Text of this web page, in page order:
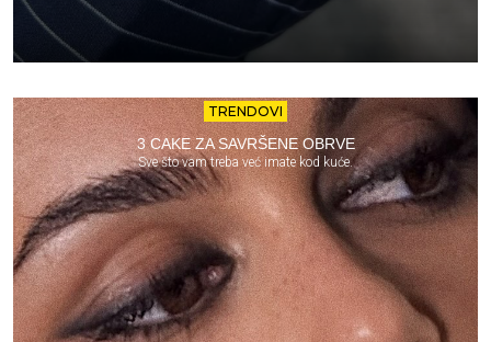
TRENDOVI
3 CAKE ZA SAVRŠENE OBRVE
Sve što vam treba već imate kod kuće.